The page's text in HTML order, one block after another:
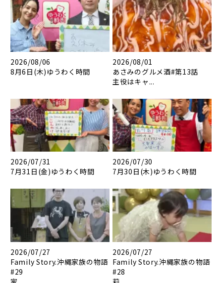
2026/08/06
8月6日(木)ゆうわく時間
2026/08/01
あさみのグルメ酒#第13話
主役はキャ...
2026/07/31
7月31日(金)ゆうわく時間
2026/07/30
7月30日(木)ゆうわく時間
2026/07/27
Family Story.沖縄家族の物語
#29
2026/07/27
Family Story.沖縄家族の物語
#28